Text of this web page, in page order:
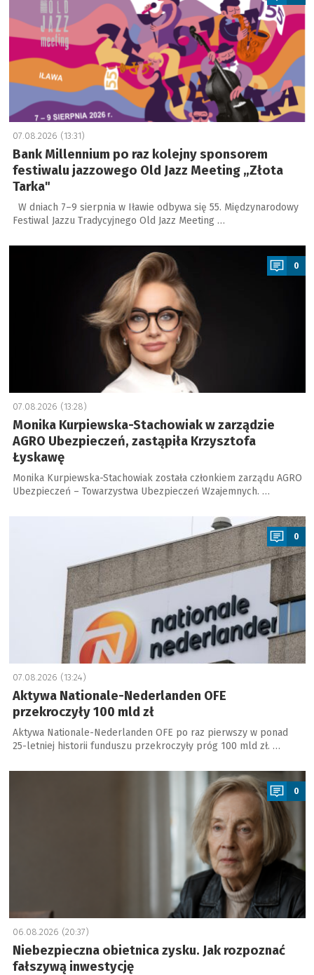
07.08.2026 (13:31)
Bank Millennium po raz kolejny sponsorem
festiwalu jazzowego Old Jazz Meeting „Złota
Tarka"
W dniach 7–9 sierpnia w Iławie odbywa się 55. Międzynarodowy
Festiwal Jazzu Tradycyjnego Old Jazz Meeting …
a
0
07.08.2026 (13:28)
Monika Kurpiewska-Stachowiak w zarządzie
AGRO Ubezpieczeń, zastąpiła Krzysztofa
Łyskawę
Monika Kurpiewska-Stachowiak została członkiem zarządu AGRO
Ubezpieczeń – Towarzystwa Ubezpieczeń Wzajemnych. …
0
07.08.2026 (13:24)
Aktywa Nationale-Nederlanden OFE
przekroczyły 100 mld zł
Aktywa Nationale-Nederlanden OFE po raz pierwszy w ponad
25-letniej historii funduszu przekroczyły próg 100 mld zł. …
a
0
06.08.2026 (20:37)
Niebezpieczna obietnica zysku. Jak rozpoznać
fałszywą inwestycję